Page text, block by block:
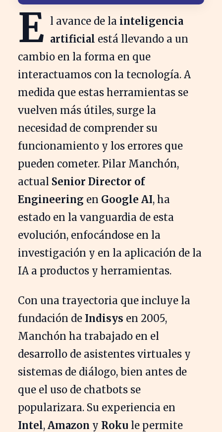
E l avance de la inteligencia
artificial está llevando a un
cambio en la forma en que
interactuamos con la tecnología. A
medida que estas herramientas se
vuelven más útiles, surge la
necesidad de comprender su
funcionamiento y los errores que
pueden cometer. Pilar Manchón,
actual Senior Director of
Engineering en Google AI, ha
estado en la vanguardia de esta
evolución, enfocándose en la
investigación y en la aplicación de la
IA a productos y herramientas.
Con una trayectoria que incluye la
fundación de Indisys en 2005,
Manchón ha trabajado en el
desarrollo de asistentes virtuales y
sistemas de diálogo, bien antes de
que el uso de chatbots se
popularizara. Su experiencia en
Intel, Amazon y Roku le permite